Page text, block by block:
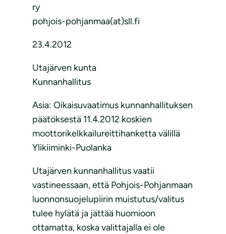
ry
pohjois-pohjanmaa(at)sll.fi
23.4.2012
Utajärven kunta
Kunnanhallitus
Asia: Oikaisuvaatimus kunnanhallituksen
päätöksestä 11.4.2012 koskien
moottorikelkkailureittihanketta välillä
Ylikiiminki-Puolanka
Utajärven kunnanhallitus vaatii
vastineessaan, että Pohjois-Pohjanmaan
luonnonsuojelupiirin muistutus/valitus
tulee hylätä ja jättää huomioon
ottamatta, koska valittajalla ei ole